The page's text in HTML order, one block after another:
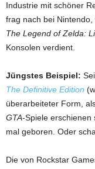
Industrie mit schöner
frag nach bei
The Legend of Zelda:
Konsolen verdient.
Jüngstes Beispiel:
The Definitive Edition
überarbeiteter Form,
GTA-Spiele erschienen
mal geboren. Oder
Die von Rockstar